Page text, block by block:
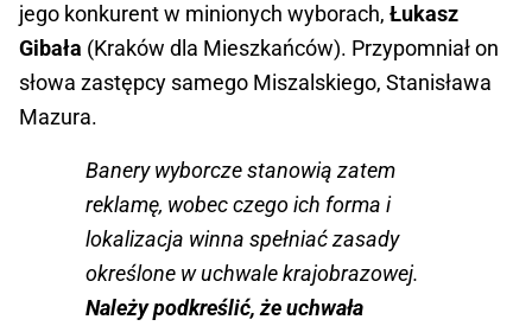
jego konkurent w minionych wyborach, Łukasz
Gibała (Kraków dla Mieszkańców). Przypomniał on
słowa zastępcy samego Miszalskiego, Stanisława
Mazura.
Banery wyborcze stanowią zatem
reklamę, wobec czego ich forma i
lokalizacja winna spełniać zasady
określone w uchwale krajobrazowej.
Należy podkreślić, że uchwała